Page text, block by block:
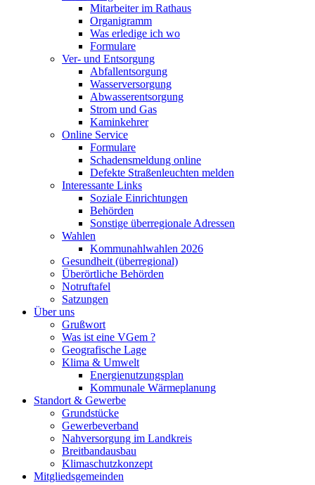
Mitarbeiter im Rathaus
Organigramm
Was erledige ich wo
Formulare
Ver- und Entsorgung
Abfallentsorgung
Wasserversorgung
Abwasserentsorgung
Strom und Gas
Kaminkehrer
Online Service
Formulare
Schadensmeldung online
Defekte Straßenleuchten melden
Interessante Links
Soziale Einrichtungen
Behörden
Sonstige überregionale Adressen
Wahlen
Kommunahlwahlen 2026
Gesundheit (überregional)
Überörtliche Behörden
Notruftafel
Satzungen
Über uns
Grußwort
Was ist eine VGem ?
Geografische Lage
Klima & Umwelt
Energienutzungsplan
Kommunale Wärmeplanung
Standort & Gewerbe
Grundstücke
Gewerbeverband
Nahversorgung im Landkreis
Breitbandausbau
Klimaschutzkonzept
Mitgliedsgemeinden